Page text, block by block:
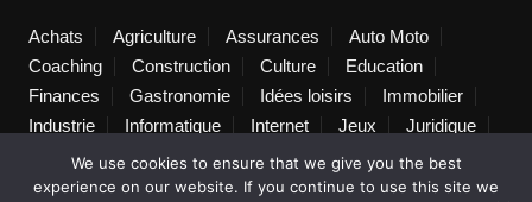
Achats Agriculture Assurances
Auto Moto
Coaching
Construction Culture
Education
Finances
Gastronomie Idées loisirs
Immobilier
Industrie
Informatique Internet Jeux
Juridique
Lifestyle
Logistique Loisirs Maison
Marketing
Mode
Non classé Pratique Publicité Santé
We use cookies to ensure that we give you the best
experience on our website. If you continue to use this site we